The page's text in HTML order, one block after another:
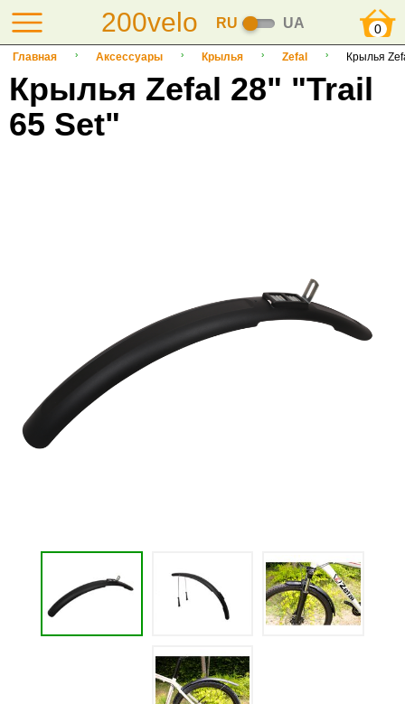
200velo RU UA 0
Главная Аксессуары Крылья Zefal Крылья
Крылья Zefal 28" "Trail
65 Set"